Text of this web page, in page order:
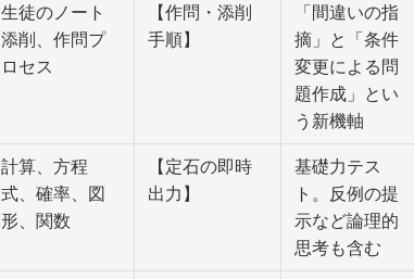
生徒のノート
添削、作問プ
ロセス
【作問・添削
手順】
「間違いの指
摘」と「条件
変更による問
題作成」とい
う新機軸
計算、方程
式、確率、図
形、関数
【定石の即時
出力】
基礎力テス
ト。反例の提
示など論理的
思考も含む